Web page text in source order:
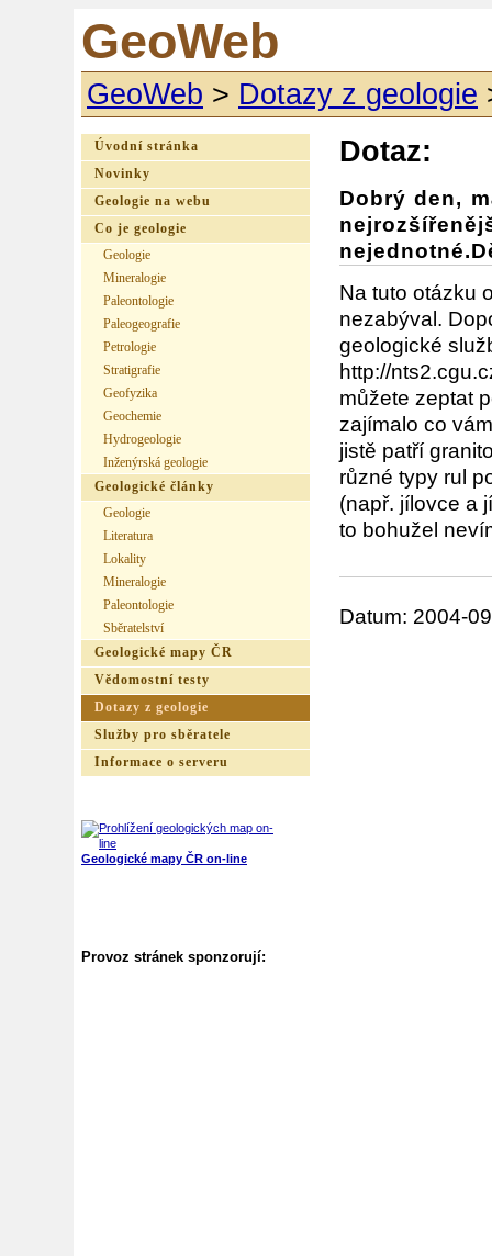
GeoWeb
GeoWeb > Dotazy z geologie
Dotaz:
Dobrý den,
Na tuto otázku
nezabýval.
geologické
http://
můžete zeptat
zajímalo co
jistě patří
různé typy rul
(např. jílovce a
to bohužel
Datum: 2004-
Úvodní stránka
Novinky
Geologie na webu
Co je geologie
Geologie
Mineralogie
Paleontologie
Paleogeografie
Petrologie
Stratigrafie
Geofyzika
Geochemie
Hydrogeologie
Inženýrská geologie
Geologické články
Geologie
Literatura
Lokality
Mineralogie
Paleontologie
Sběratelství
Geologické mapy ČR
Vědomostní testy
Dotazy z geologie
Služby pro sběratele
Informace o serveru
Geologické mapy ČR on-line
Provoz stránek sponzorují: